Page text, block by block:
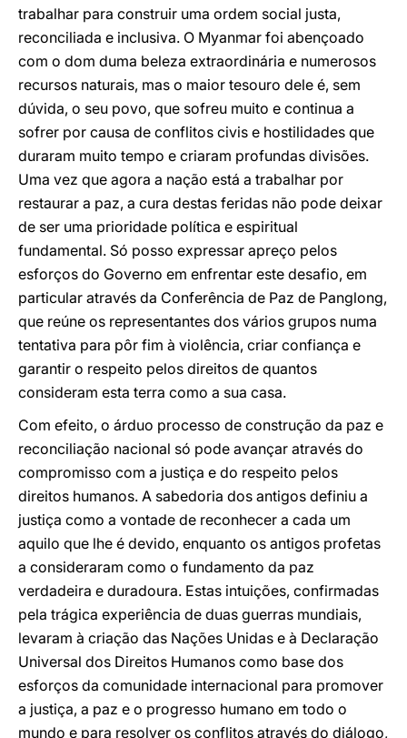
trabalhar para construir uma ordem social justa,
reconciliada e inclusiva. O Myanmar foi abençoado
com o dom duma beleza extraordinária e numerosos
recursos naturais, mas o maior tesouro dele é, sem
dúvida, o seu povo, que sofreu muito e continua a
sofrer por causa de conflitos civis e hostilidades que
duraram muito tempo e criaram profundas divisões.
Uma vez que agora a nação está a trabalhar por
restaurar a paz, a cura destas feridas não pode deixar
de ser uma prioridade política e espiritual
fundamental. Só posso expressar apreço pelos
esforços do Governo em enfrentar este desafio, em
particular através da Conferência de Paz de Panglong,
que reúne os representantes dos vários grupos numa
tentativa para pôr fim à violência, criar confiança e
garantir o respeito pelos direitos de quantos
consideram esta terra como a sua casa.
Com efeito, o árduo processo de construção da paz e
reconciliação nacional só pode avançar através do
compromisso com a justiça e do respeito pelos
direitos humanos. A sabedoria dos antigos definiu a
justiça como a vontade de reconhecer a cada um
aquilo que lhe é devido, enquanto os antigos profetas
a consideraram como o fundamento da paz
verdadeira e duradoura. Estas intuições, confirmadas
pela trágica experiência de duas guerras mundiais,
levaram à criação das Nações Unidas e à Declaração
Universal dos Direitos Humanos como base dos
esforços da comunidade internacional para promover
a justiça, a paz e o progresso humano em todo o
mundo e para resolver os conflitos através do diálogo,